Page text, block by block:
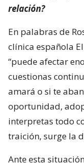
relación?
En palabras de
clínica española
“puede afectar
cuestionas
amará o si te
oportunidad,
interpretas todo
traición, surge la
Ante esta